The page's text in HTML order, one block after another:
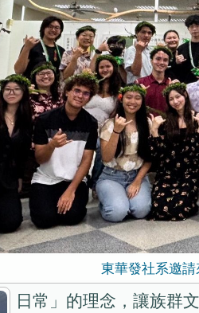
東華發社系邀
日常」的理念，讓族群